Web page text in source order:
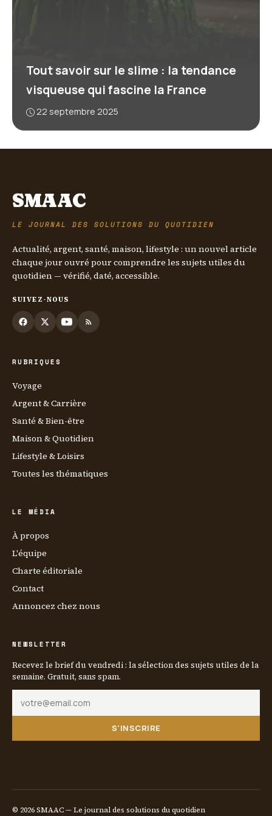
Tout savoir sur le slime : la tendance
visqueuse qui fascine la France
22 septembre 2025
SMAAC
LE JOURNAL DES SOLUTIONS DU QUOTIDIEN
Actualité, argent, santé, maison, lifestyle : un nouvel article
chaque jour ouvré pour comprendre les sujets utiles du
quotidien — vérifié, daté, accessible.
SUIVEZ-NOUS
RUBRIQUES
Voyage
Argent & Carrière
Santé & Bien-être
Maison & Quotidien
Lifestyle & Loisirs
Toutes les thématiques
LE MÉDIA
À propos
L'équipe
Charte éditoriale
Contact
Annoncez chez nous
NEWSLETTER
Recevez le brief du vendredi : la sélection des sujets utiles de la
semaine. Gratuit, sans spam.
S'INSCRIRE
© 2026 SMAAC — Le journal des solutions du quotidien